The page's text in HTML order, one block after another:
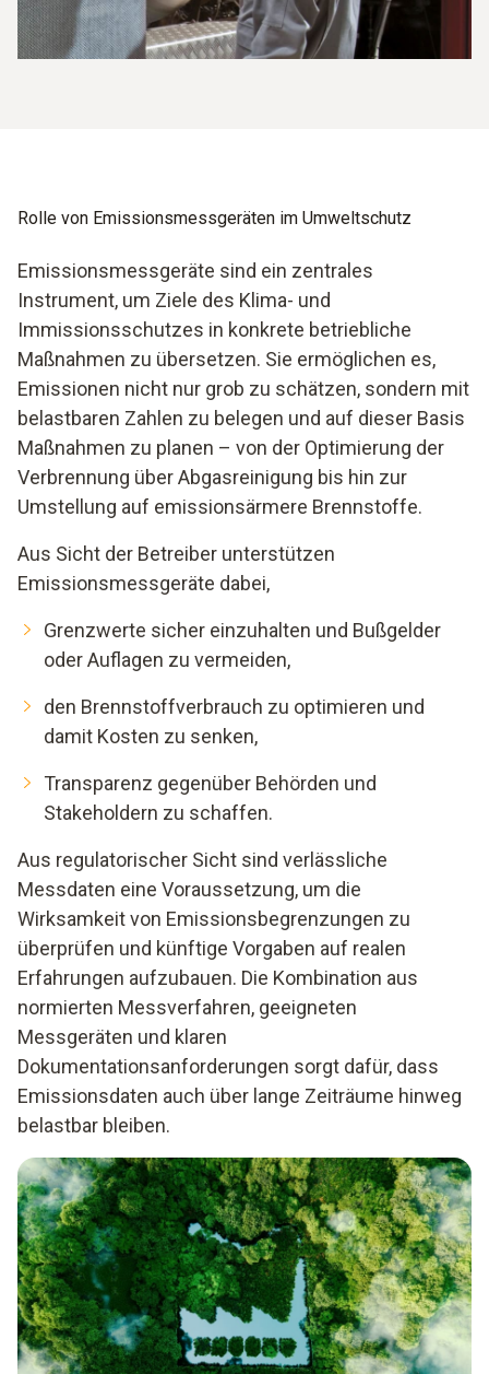
Rolle von Emissions­messgeräten im Umweltschutz
Emissionsmessgeräte sind ein zentrales
Instrument, um Ziele des Klima- und
Immissionsschutzes in konkrete betriebliche
Maßnahmen zu übersetzen. Sie ermöglichen es,
Emissionen nicht nur grob zu schätzen, sondern mit
belastbaren Zahlen zu belegen und auf dieser Basis
Maßnahmen zu planen – von der Optimierung der
Verbrennung über Abgasreinigung bis hin zur
Umstellung auf emissionsärmere Brennstoffe.
Aus Sicht der Betreiber unterstützen
Emissionsmessgeräte dabei,
Grenzwerte sicher einzuhalten und Bußgelder
oder Auflagen zu vermeiden,
den Brennstoffverbrauch zu optimieren und
damit Kosten zu senken,
Transparenz gegenüber Behörden und
Stakeholdern zu schaffen.
Aus regulatorischer Sicht sind verlässliche
Messdaten eine Voraussetzung, um die
Wirksamkeit von Emissionsbegrenzungen zu
überprüfen und künftige Vorgaben auf realen
Erfahrungen aufzubauen. Die Kombination aus
normierten Messverfahren, geeigneten
Messgeräten und klaren
Dokumentationsanforderungen sorgt dafür, dass
Emissionsdaten auch über lange Zeiträume hinweg
belastbar bleiben.